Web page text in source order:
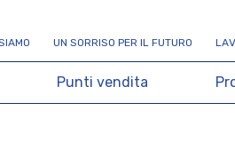
IAMO UN SORRISO PER IL FUTURO LAV
Punti vendita Pr